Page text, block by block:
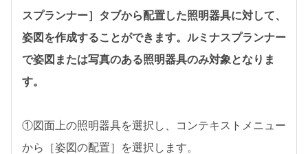
スプランナー］タブから配置した照明器具に対して、
姿図を作成することができます。ルミナスプランナー
で姿図または写真のある照明器具のみ対象となりま
す。
①図面上の照明器具を選択し、コンテキストメニュー
から［姿図の配置］を選択します。